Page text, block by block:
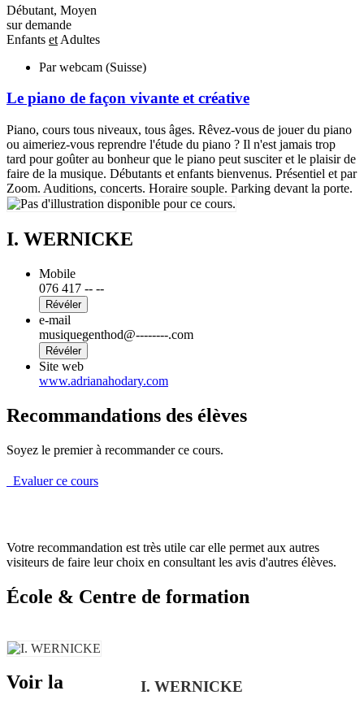
Débutant, Moyen
sur demande
Enfants et Adultes
Par webcam (Suisse)
Le piano de façon vivante et créative
Piano, cours tous niveaux, tous âges. Rêvez-vous de jouer du piano
ou aimeriez-vous reprendre l'étude du piano ? Il n'est jamais trop
tard pour goûter au bonheur que le piano peut susciter et le plaisir de
faire de la musique. Débutants et enfants bienvenus. Présentiel et par
Zoom. Auditions, concerts. Horaire souple. Parking devant la porte.
I. WERNICKE
Mobile
076 417 -- --
Révéler
e-mail
musiquegenthod@--------.com
Révéler
Site web
www.adrianahodary.com
Recommandations des élèves
Soyez le premier à recommander ce cours.
Evaluer ce cours
Votre recommandation est très utile car elle permet aux autres
visiteurs de faire leur choix en consultant les avis d'autres élèves.
École & Centre de formation
I. WERNICKE
Voir la